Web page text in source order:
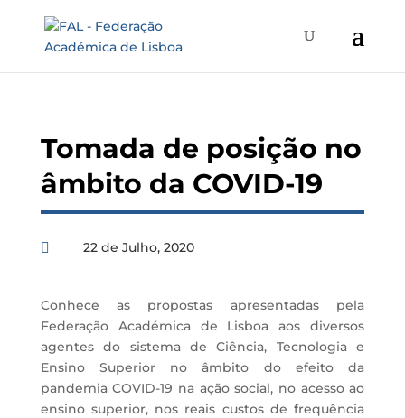
Tomada de posição no
âmbito da COVID-19
 22 de Julho, 2020
Conhece as propostas apresentadas pela
Federação Académica de Lisboa aos diversos
agentes do sistema de Ciência, Tecnologia e
Ensino Superior no âmbito do efeito da
pandemia COVID-19 na ação social, no acesso ao
ensino superior, nos reais custos de frequência